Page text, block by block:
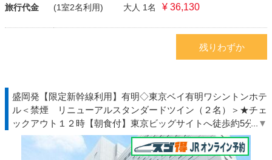
旅行代金 (1室2名利用) 大人 1名 ¥ 36,130
残りわずか
盛岡発【限定新幹線利用】有明◇東京ベイ有明ワシントンホテ
ル＜禁煙 リニューアルスタンダードツイン（２名）＞★チェ
ックアウト１２時【朝食付】東京ビッグサイトへ徒歩約5分◆
ＴＤＲ夏◇ＪＲきっぷ駅受取